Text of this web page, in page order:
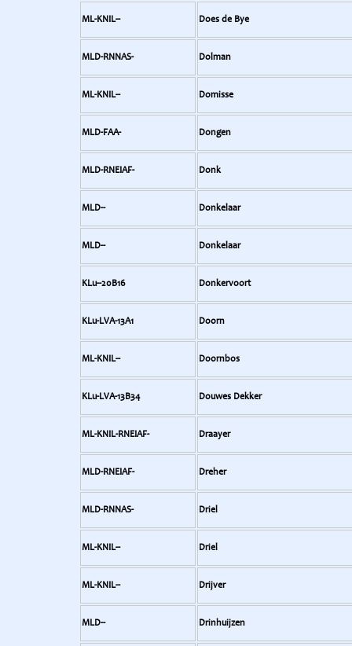
ML-KNIL-- Does de Bye
MLD-RNNAS- Dolman
ML-KNIL-- Domisse
MLD-FAA- Dongen
MLD-RNEIAF- Donk
MLD-- Donkelaar
MLD-- Donkelaar
KLu--20B16 Donkervoort
KLu-LVA-13A1 Doorn
ML-KNIL-- Doornbos
KLu-LVA-13B34 Douwes Dekker
ML-KNIL-RNEIAF- Draayer
MLD-RNEIAF- Dreher
MLD-RNNAS- Driel
ML-KNIL-- Driel
ML-KNIL-- Drijver
MLD-- Drinhuijzen